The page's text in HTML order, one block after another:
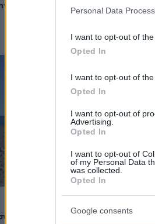
Personal Data
I want to opt-out of
Opted In
I want to opt-out of
Opted In
I want to opt-out of
Advertising.
Opted In
I want to opt-out of
of my Personal Data
was collected.
Opted In
Google consents
Κυριακή 30 Ιουνίου
με τις ακατάλληλες
LIFE